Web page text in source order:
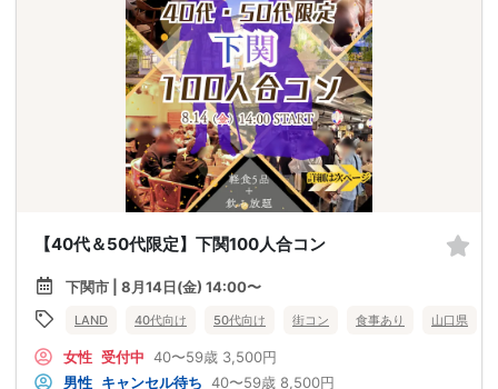
【40代＆50代限定】下関100人合コン
下関市 | 8月14日(金) 14:00〜
LAND 40代向け 50代向け 街コン 食事あり 山口県
女性 受付中 40〜59歳 3,500円
男性 キャンセル待ち 40〜59歳 8,500円